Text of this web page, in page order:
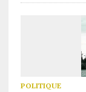
POLITIQUE